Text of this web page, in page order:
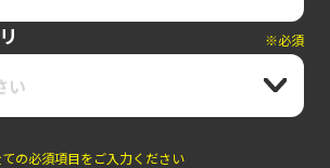
※必須
い
の必須項目をご入力ください